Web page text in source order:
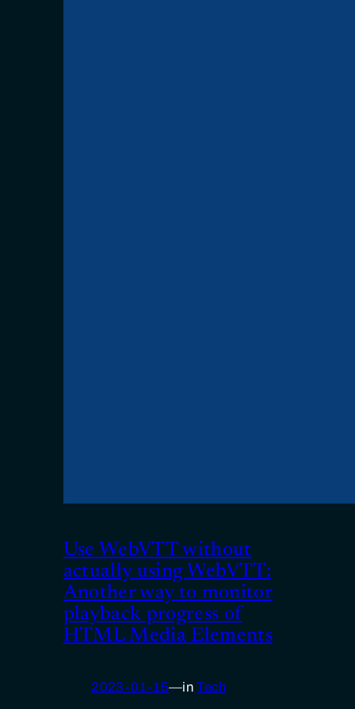
Use WebVTT without
actually using WebVTT:
Another way to monitor
playback progress of
HTML Media Elements
2023-01-15—inTech